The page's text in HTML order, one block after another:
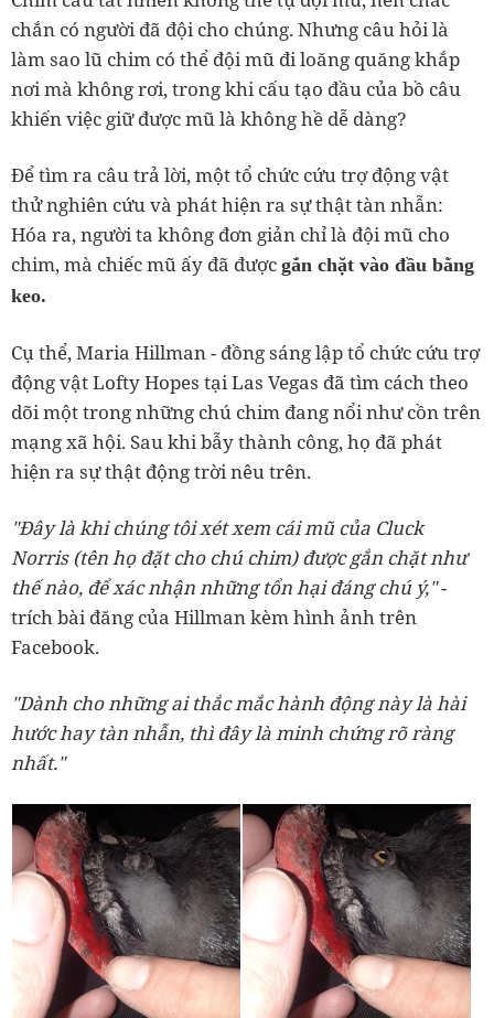
chắn có người đã đội cho chúng. Nhưng câu hỏi là
làm sao lũ chim có thể đội mũ đi loăng quăng khắp
nơi mà không rơi, trong khi cấu tạo đầu của bồ câu
khiến việc giữ được mũ là không hề dễ dàng?
Để tìm ra câu trả lời, một tổ chức cứu trợ động vật
thử nghiên cứu và phát hiện ra sự thật tàn nhẫn:
Hóa ra, người ta không đơn giản chỉ là đội mũ cho
chim, mà chiếc mũ ấy đã được gắn chặt vào đầu bằng
keo.
Cụ thể, Maria Hillman - đồng sáng lập tổ chức cứu trợ
động vật Lofty Hopes tại Las Vegas đã tìm cách theo
dõi một trong những chú chim đang nổi như cồn trên
mạng xã hội. Sau khi bẫy thành công, họ đã phát
hiện ra sự thật động trời nêu trên.
"Đây là khi chúng tôi xét xem cái mũ của Cluck
Norris (tên họ đặt cho chú chim) được gắn chặt như
thế nào, để xác nhận những tổn hại đáng chú ý,"-
trích bài đăng của Hillman kèm hình ảnh trên
Facebook.
"Dành cho những ai thắc mắc hành động này là hài
hước hay tàn nhẫn, thì đây là minh chứng rõ ràng
nhất."